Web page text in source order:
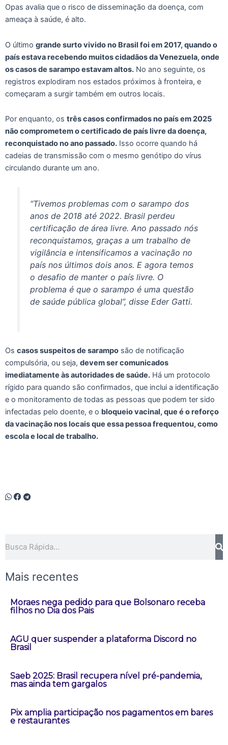
Opas avalia que o risco de disseminação da doença, com
ameaça à saúde, é alto.
O último grande surto vivido no Brasil foi em 2017, quando o
país estava recebendo muitos cidadãos da Venezuela, onde
os casos de sarampo estavam altos. No ano seguinte, os
registros explodiram nos estados próximos à fronteira, e
começaram a surgir também em outros locais.
Por enquanto, os três casos confirmados no país em 2025
não comprometem o certificado de país livre da doença,
reconquistado no ano passado. Isso ocorre quando há
cadeias de transmissão com o mesmo genótipo do vírus
circulando durante um ano.
“Tivemos problemas com o sarampo dos
anos de 2018 até 2022. Brasil perdeu
certificação de área livre. Ano passado nós
reconquistamos, graças a um trabalho de
vigilância e intensificamos a vacinação no
país nos últimos dois anos. E agora temos
o desafio de manter o país livre. O
problema é que o sarampo é uma questão
de saúde pública global”, disse Eder Gatti.
Os casos suspeitos de sarampo são de notificação
compulsória, ou seja, devem ser comunicados
imediatamente às autoridades de saúde. Há um protocolo
rígido para quando são confirmados, que inclui a identificação
e o monitoramento de todas as pessoas que podem ter sido
infectadas pelo doente, e o bloqueio vacinal, que é o reforço
da vacinação nos locais que essa pessoa frequentou, como
escola e local de trabalho.
Mais recentes
Moraes nega pedido para que Bolsonaro receba
filhos no Dia dos Pais
AGU quer suspender a plataforma Discord no
Brasil
Saeb 2025: Brasil recupera nível pré-pandemia,
mas ainda tem gargalos
Pix amplia participação nos pagamentos em bares
e restaurantes